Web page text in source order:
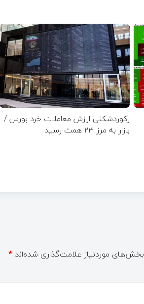
رکوردشکنی ارزش معاملات خرد بورس /
بازار به مرز ۲۳ همت رسید
بخش‌های موردنیاز علامت‌گذاری شده‌اند *